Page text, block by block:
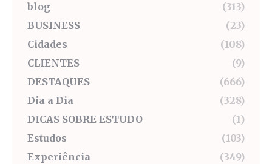
blog
(313)
BUSINESS
(23)
Cidades
(108)
CLIENTES
(9)
DESTAQUES
(666)
Dia a Dia
(328)
DICAS SOBRE ESTUDO
(1)
Estudos
(103)
Experiência
(349)